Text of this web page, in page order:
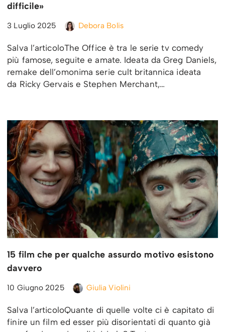
difficile»
3 Luglio 2025 Debora Bolis
Salva l’articoloThe Office è tra le serie tv comedy
più famose, seguite e amate. Ideata da Greg Daniels,
remake dell’omonima serie cult britannica ideata
da Ricky Gervais e Stephen Merchant,…
15 film che per qualche assurdo motivo esistono
davvero
10 Giugno 2025 Giulia Violini
Salva l’articoloQuante di quelle volte ci è capitato di
finire un film ed esser più disorientati di quanto già